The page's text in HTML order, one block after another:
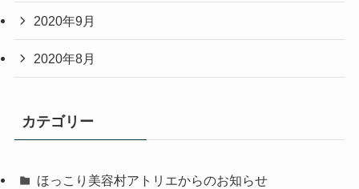
2020年9月
2020年8月
カテゴリー
ほっこり美容村アトリエからのお知らせ